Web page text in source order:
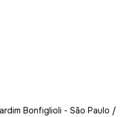
Bonfiglioli - São Paulo /